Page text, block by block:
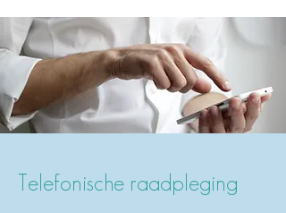
Telefonische raadpleging